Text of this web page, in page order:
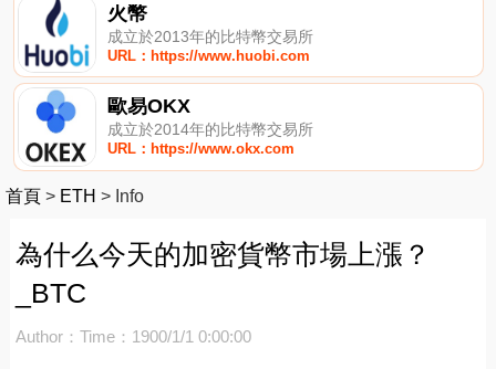
火幣
成立於2013年的比特幣交易所
URL：https://www.huobi.com
歐易OKX
成立於2014年的比特幣交易所
URL：https://www.okx.com
首頁 > ETH > Info
為什么今天的加密貨幣市場上漲？
_BTC
Author： Time：1900/1/1 0:00:00